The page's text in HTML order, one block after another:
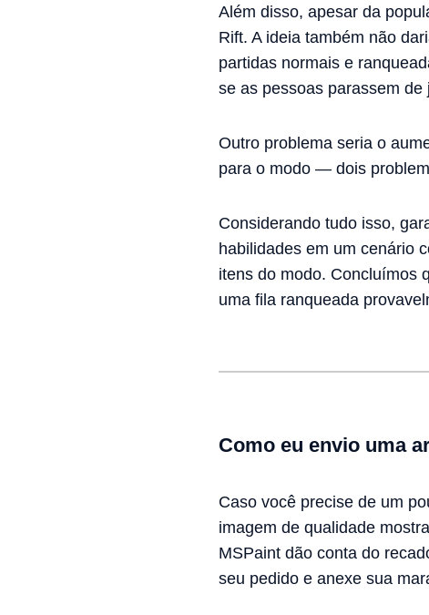
Além disso, apesar da
Rift. A ideia também não
partidas normais e
se as pessoas parassem
Outro problema seria o
para o modo — dois
Considerando tudo isso,
habilidades em um cenário
itens do modo. Concluímos
uma fila ranqueada
Como eu envio uma
Caso você precise de um
imagem de qualidade
MSPaint dão conta do
seu pedido e anexe sua